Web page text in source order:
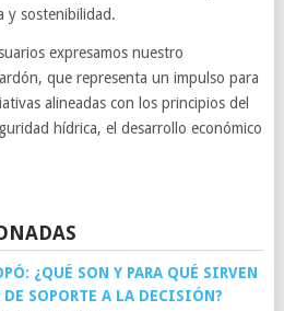
y sostenibilidad.
expresamos nuestro
que representa un impulso para
alineadas con los principios del
hídrica, el desarrollo económico
¿QUÉ SON Y PARA QUÉ SIRVEN
SOPORTE A LA DECISIÓN?